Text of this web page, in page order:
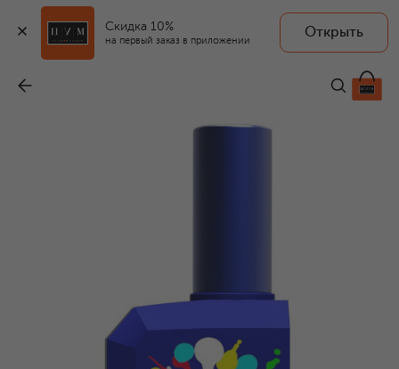
Скидка 10%
на первый заказ в приложении
Открыть
12 500 ₽